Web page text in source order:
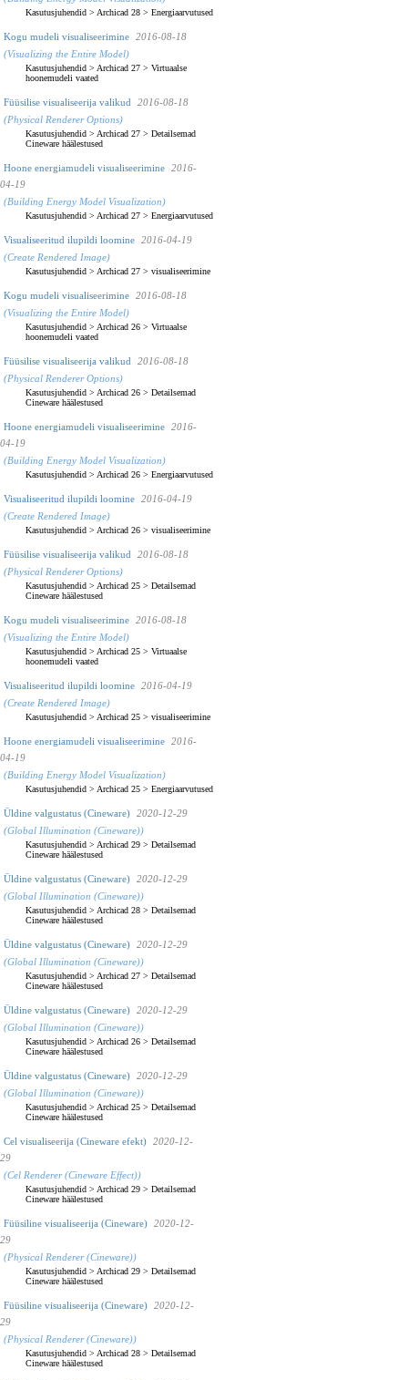
Kasutusjuhendid > Archicad 28 > Energiaarvutused
Kogu mudeli visualiseerimine
2016-08-18
(Visualizing the Entire Model)
Kasutusjuhendid > Archicad 27 > Virtuaalse
hoonemudeli vaated
Füüsilise visualiseerija valikud
2016-08-18
(Physical Renderer Options)
Kasutusjuhendid > Archicad 27 > Detailsemad
Cineware häälestused
Hoone energiamudeli visualiseerimine
2016-
04-19
(Building Energy Model Visualization)
Kasutusjuhendid > Archicad 27 > Energiaarvutused
Visualiseeritud ilupildi loomine
2016-04-19
(Create Rendered Image)
Kasutusjuhendid > Archicad 27 > visualiseerimine
Kogu mudeli visualiseerimine
2016-08-18
(Visualizing the Entire Model)
Kasutusjuhendid > Archicad 26 > Virtuaalse
hoonemudeli vaated
Füüsilise visualiseerija valikud
2016-08-18
(Physical Renderer Options)
Kasutusjuhendid > Archicad 26 > Detailsemad
Cineware häälestused
Hoone energiamudeli visualiseerimine
2016-
04-19
(Building Energy Model Visualization)
Kasutusjuhendid > Archicad 26 > Energiaarvutused
Visualiseeritud ilupildi loomine
2016-04-19
(Create Rendered Image)
Kasutusjuhendid > Archicad 26 > visualiseerimine
Füüsilise visualiseerija valikud
2016-08-18
(Physical Renderer Options)
Kasutusjuhendid > Archicad 25 > Detailsemad
Cineware häälestused
Kogu mudeli visualiseerimine
2016-08-18
(Visualizing the Entire Model)
Kasutusjuhendid > Archicad 25 > Virtuaalse
hoonemudeli vaated
Visualiseeritud ilupildi loomine
2016-04-19
(Create Rendered Image)
Kasutusjuhendid > Archicad 25 > visualiseerimine
Hoone energiamudeli visualiseerimine
2016-
04-19
(Building Energy Model Visualization)
Kasutusjuhendid > Archicad 25 > Energiaarvutused
Üldine valgustatus (Cineware)
2020-12-29
(Global Illumination (Cineware))
Kasutusjuhendid > Archicad 29 > Detailsemad
Cineware häälestused
Üldine valgustatus (Cineware)
2020-12-29
(Global Illumination (Cineware))
Kasutusjuhendid > Archicad 28 > Detailsemad
Cineware häälestused
Üldine valgustatus (Cineware)
2020-12-29
(Global Illumination (Cineware))
Kasutusjuhendid > Archicad 27 > Detailsemad
Cineware häälestused
Üldine valgustatus (Cineware)
2020-12-29
(Global Illumination (Cineware))
Kasutusjuhendid > Archicad 26 > Detailsemad
Cineware häälestused
Üldine valgustatus (Cineware)
2020-12-29
(Global Illumination (Cineware))
Kasutusjuhendid > Archicad 25 > Detailsemad
Cineware häälestused
Cel visualiseerija (Cineware efekt)
2020-12-
29
(Cel Renderer (Cineware Effect))
Kasutusjuhendid > Archicad 29 > Detailsemad
Cineware häälestused
Füüsiline visualiseerija (Cineware)
2020-12-
29
(Physical Renderer (Cineware))
Kasutusjuhendid > Archicad 29 > Detailsemad
Cineware häälestused
Füüsiline visualiseerija (Cineware)
2020-12-
29
(Physical Renderer (Cineware))
Kasutusjuhendid > Archicad 28 > Detailsemad
Cineware häälestused